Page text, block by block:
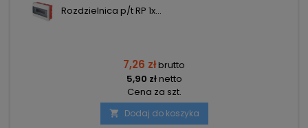
Rozdzielnica p/t RP 1x...
7,26 złbrutto
5,90 złnetto
Cena za szt.
 Dodaj do koszyka